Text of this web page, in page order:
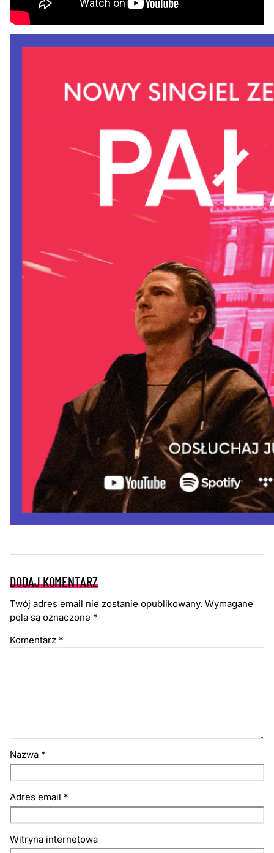
DODAJ KOMENTARZ
Twój adres email nie zostanie opublikowany. Wymagane
pola są oznaczone *
Komentarz *
Nazwa *
Adres email *
Witryna internetowa